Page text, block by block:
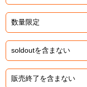
ドラゴンボール
ラブライブ！
ラブライブ！サンシャイン‼